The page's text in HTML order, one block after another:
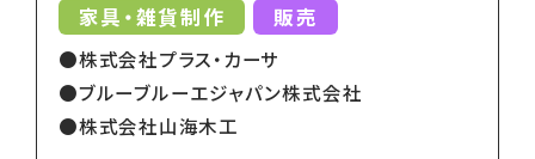
家具・雑貨制作 販売
株式会社プラス・カーサ
ブルーブルーエジャパン株式会社
株式会社山海木工